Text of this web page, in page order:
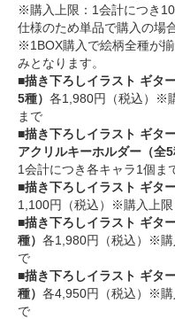
※購入上限：1会計につき
仕様のため単品で購入の場
※1BOX購入で絵柄全種が
みとなります。
■描き下ろしイラスト ギタ
5種） 各1,980円（税込）※
まで
■描き下ろしイラスト ギタ
アクリルキーホルダー（全5
1会計につき各キャラ1個ま
■描き下ろしイラスト ギタ
1,100円（税込）※購入上
■描き下ろしイラスト ギタ
種） 各1,980円（税込）※購
で
■描き下ろしイラスト ギタ
種） 各4,950円（税込）※購
で